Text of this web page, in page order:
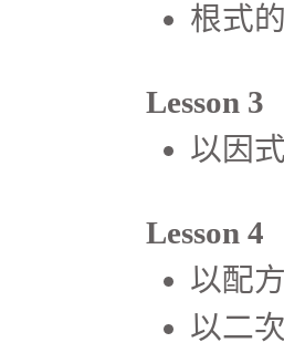
根式
Lesson 3
以因
Lesson 4
以配
以二